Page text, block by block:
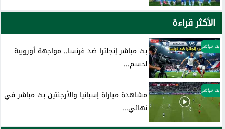
الأكثر قراءة
بث مباشر
بث مباشر إنجلترا ضد فرنسا.. مواجهة أوروبية
لحسم...
بث مباشر
مشاهدة مباراة إسبانيا والأرجنتين بث مباشر في
نهائي...